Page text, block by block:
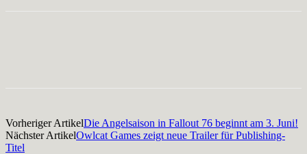
Vorheriger ArtikelDie Angelsaison in Fallout 76 beginnt am 3. Juni!
Nächster ArtikelOwlcat Games zeigt neue Trailer für Publishing-
Titel